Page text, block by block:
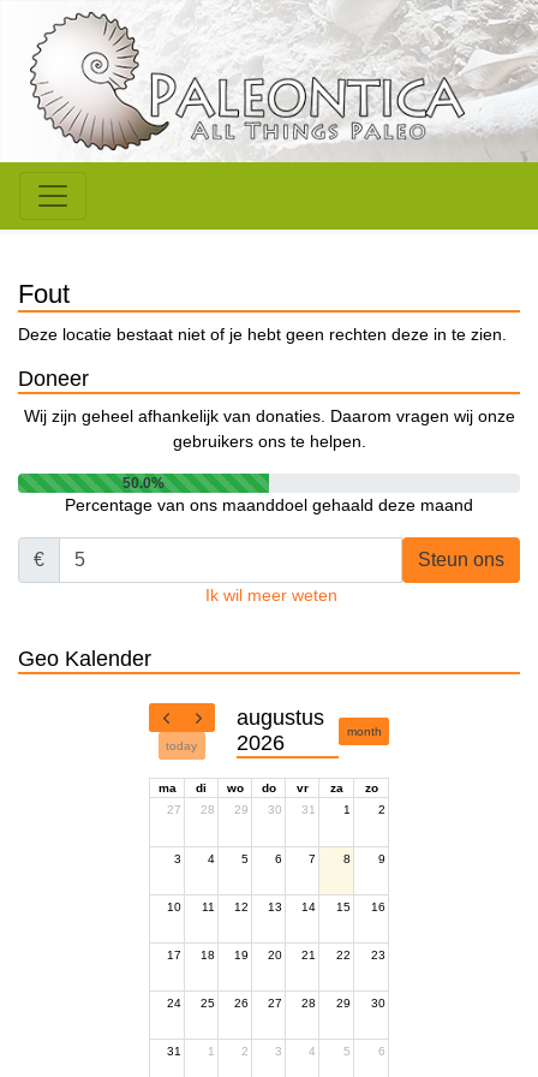
Fout
Deze locatie bestaat niet of je hebt geen rechten deze in te zien.
Doneer
Wij zijn geheel afhankelijk van donaties. Daarom vragen wij onze
gebruikers ons te helpen.
50.0%
Percentage van ons maanddoel gehaald deze maand
€ Steun ons
Ik wil meer weten
Geo Kalender
today
augustus
2026
month
ma di wo do vr za
zo
27
28 29 30 31 1 2
3 4 5 6 7 8 9
10 11 12 13 14 15 16
17 18 19 20 21 22 23
24 25 26 27 28 29 30
31 1 2 3 4 5 6